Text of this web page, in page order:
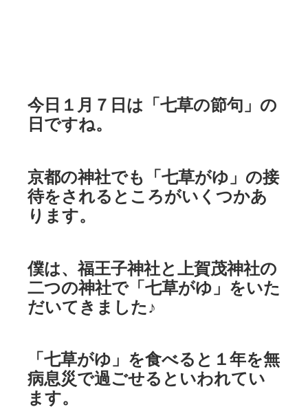
今日１月７日は「七草の節句」の
日ですね。
京都の神社でも「七草がゆ」の接
待をされるところがいくつかあ
ります。
僕は、福王子神社と上賀茂神社の
二つの神社で「七草がゆ」をいた
だいてきました♪
「七草がゆ」を食べると１年を無
病息災で過ごせるといわれてい
ます。